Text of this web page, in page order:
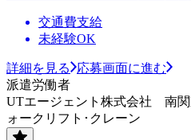
交通費支給
未経験OK
詳細を見る
応募画面に進む
派遣労働者
UTエージェント株式会社 南関
ォークリフト･クレーン